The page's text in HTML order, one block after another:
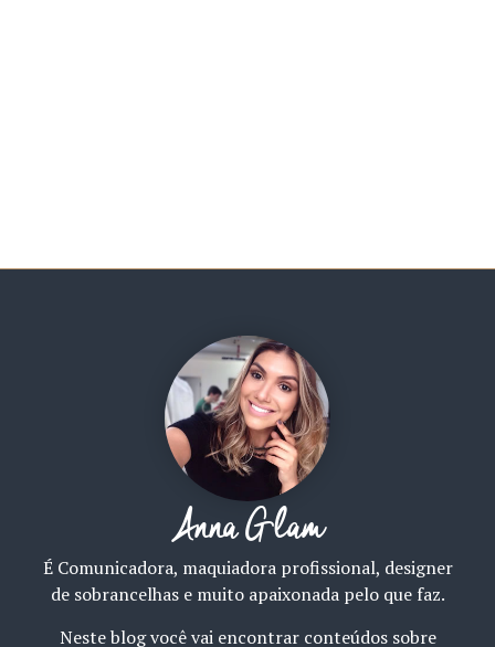
Anna Glam
É Comunicadora, maquiadora profissional, designer
de sobrancelhas e muito apaixonada pelo que faz.
Neste blog você vai encontrar conteúdos sobre